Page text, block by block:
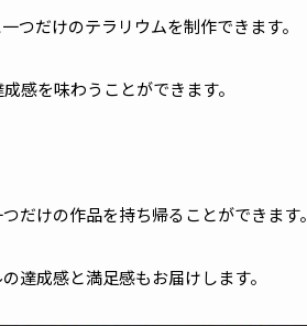
つだけのテラリウムを制作できます。
感を味わうことができます。
だけの作品を持ち帰ることができます。
達成感と満足感もお届けします。